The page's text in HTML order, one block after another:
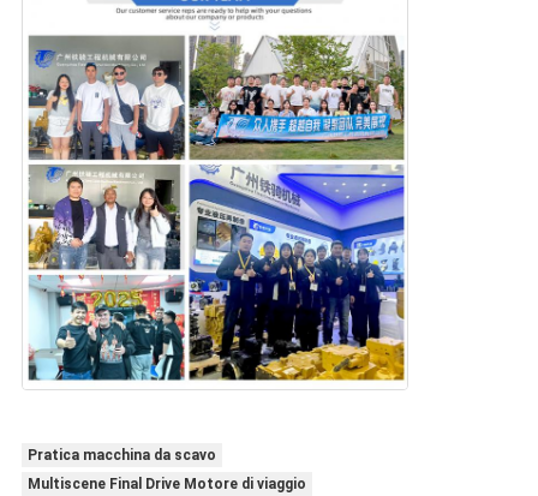
Pratica macchina da scavo
Multiscene Final Drive Motore di viaggio